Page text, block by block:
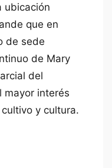
que en
de sede
de Mary
del
mayor interés
y cultura.